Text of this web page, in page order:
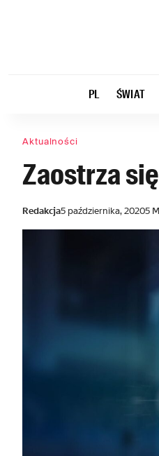
PL ŚWIAT
Aktualności
Zaostrza
Redakcja5 października, 20205